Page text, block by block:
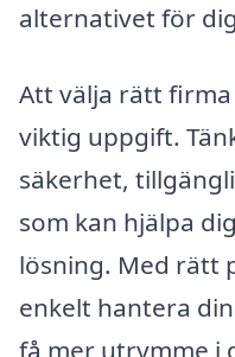
alternativet för
Att välja rätt
viktig uppgift.
säkerhet,
som kan hjälpa
lösning. Med rätt
enkelt hantera
få mer utrymme i